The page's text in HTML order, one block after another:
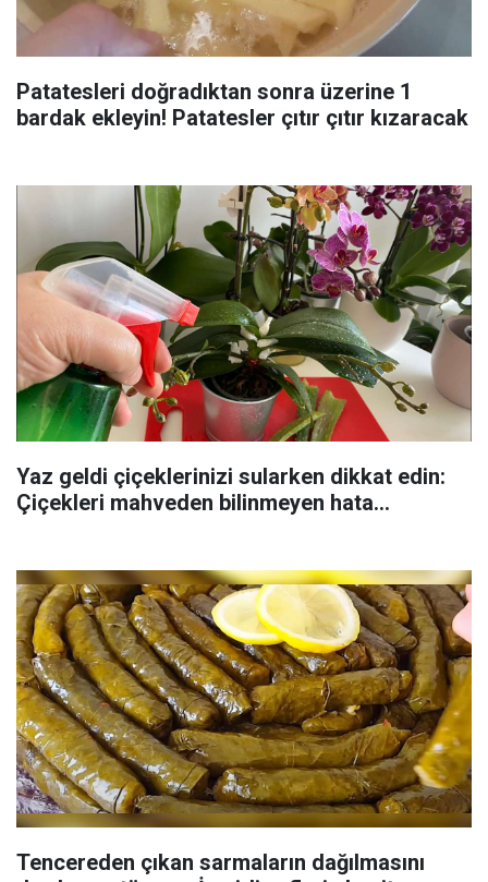
Patatesleri doğradıktan sonra üzerine 1
bardak ekleyin! Patatesler çıtır çıtır kızaracak
Yaz geldi çiçeklerinizi sularken dikkat edin:
Çiçekleri mahveden bilinmeyen hata...
Tencereden çıkan sarmaların dağılmasını